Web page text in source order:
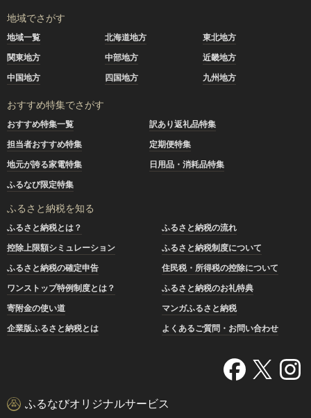
地域でさがす
地域一覧 北海道地方
東北地方
関東地方
中部地方
近畿地方
中国地方
四国地方 九州地方
おすすめ特集でさがす
おすすめ特集一覧
訳あり返礼品特集
担当者おすすめ特集
定期便特集
地元が誇る家電特集
日用品・消耗品特集
ふるなび限定特集
ふるさと納税を知る
ふるさと納税とは？
ふるさと納税の流れ
控除上限額シミュレーション
ふるさと納税制度について
ふるさと納税の確定申告
住民税・所得税の控除について
ワンストップ特例制度とは？
ふるさと納税のお礼特典
寄附金の使い道
マンガふるさと納税
企業版ふるさと納税とは
よくあるご質問・お問い合わせ
ふるなびオリジナルサービス